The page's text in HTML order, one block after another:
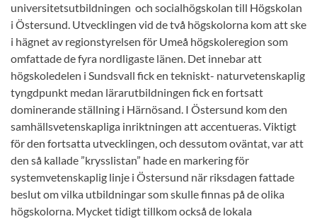
universitetsutbildningen och socialhögskolan till Högskolan
i Östersund. Utvecklingen vid de två högskolorna kom att ske
i hägnet av regionstyrelsen för Umeå högskoleregion som
omfattade de fyra nordligaste länen. Det innebar att
högskoledelen i Sundsvall fick en tekniskt- naturvetenskaplig
tyngdpunkt medan lärarutbildningen fick en fortsatt
dominerande ställning i Härnösand. I Östersund kom den
samhällsvetenskapliga inriktningen att accentueras. Viktigt
för den fortsatta utvecklingen, och dessutom oväntat, var att
den så kallade ”krysslistan” hade en markering för
systemvetenskaplig linje i Östersund när riksdagen fattade
beslut om vilka utbildningar som skulle finnas på de olika
högskolorna. Mycket tidigt tillkom också de lokala